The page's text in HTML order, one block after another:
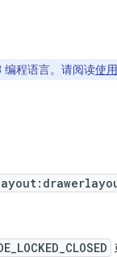
编程语言。请阅读使